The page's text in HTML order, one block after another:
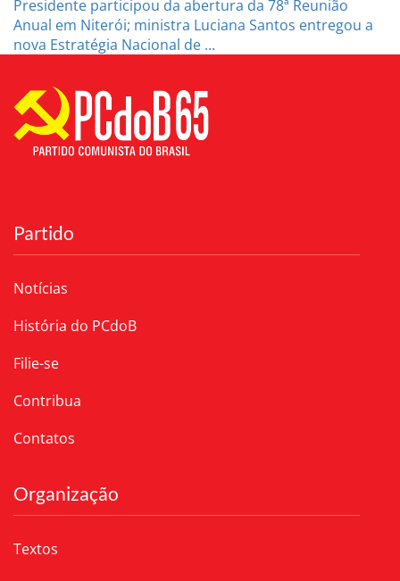
Presidente participou da abertura da 78ª Reunião
Anual em Niterói; ministra Luciana Santos entregou a
nova Estratégia Nacional de ...
Partido
Notícias
História do PCdoB
Filie-se
Contribua
Contatos
Organização
Textos